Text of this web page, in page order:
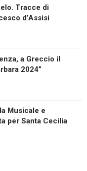
Tracce di
d’Assisi
a Greccio il
2024”
Musicale e
per Santa Cecilia